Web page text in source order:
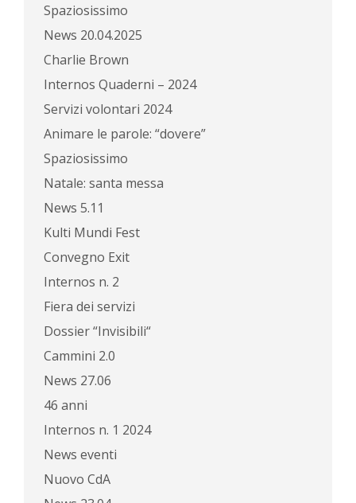
Spaziosissimo
News 20.04.2025
Charlie Brown
Internos Quaderni – 2024
Servizi volontari 2024
Animare le parole: “dovere”
Spaziosissimo
Natale: santa messa
News 5.11
Kulti Mundi Fest
Convegno Exit
Internos n. 2
Fiera dei servizi
Dossier “Invisibili“
Cammini 2.0
News 27.06
46 anni
Internos n. 1 2024
News eventi
Nuovo CdA